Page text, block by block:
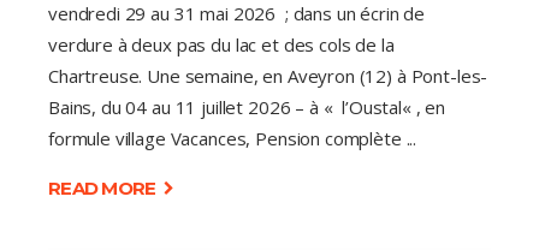
vendredi 29 au 31 mai 2026 ; dans un écrin de
verdure à deux pas du lac et des cols de la
Chartreuse. Une semaine, en Aveyron (12) à Pont-les-
Bains, du 04 au 11 juillet 2026 – à « l’Oustal« , en
formule village Vacances, Pension complète
READ MORE